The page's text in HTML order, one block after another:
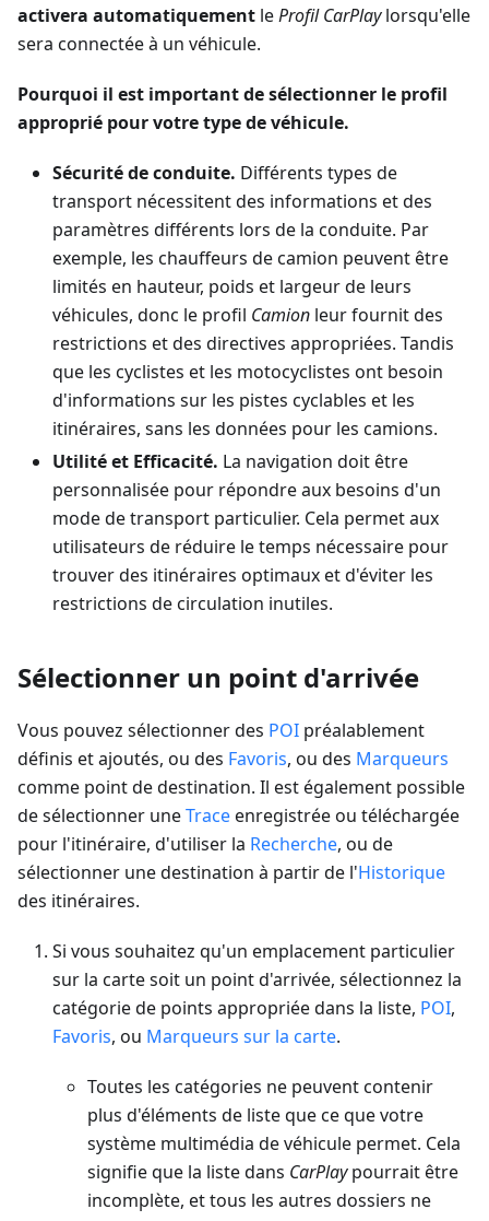
activera automatiquement leProfil CarPlaylorsqu'elle
sera connectée à un véhicule.
Pourquoi il est important de sélectionner le profil
approprié pour votre type de véhicule.
Sécurité de conduite. Différents types de
transport nécessitent des informations et des
paramètres différents lors de la conduite. Par
exemple, les chauffeurs de camion peuvent être
limités en hauteur, poids et largeur de leurs
véhicules, donc le profil Camion leur fournit des
restrictions et des directives appropriées. Tandis
que les cyclistes et les motocyclistes ont besoin
d'informations sur les pistes cyclables et les
itinéraires, sans les données pour les camions.
Utilité et Efficacité. La navigation doit être
personnalisée pour répondre aux besoins d'un
mode de transport particulier. Cela permet aux
utilisateurs de réduire le temps nécessaire pour
trouver des itinéraires optimaux et d'éviter les
restrictions de circulation inutiles.
Sélectionner un point d'arrivée
Vous pouvez sélectionner des POI préalablement
définis et ajoutés, ou des Favoris, ou des Marqueurs
comme point de destination. Il est également possible
de sélectionner uneTraceenregistrée ou téléchargée
pour l'itinéraire, d'utiliser la Recherche, ou de
sélectionner une destination à partir de l'Historique
des itinéraires.
Si vous souhaitez qu'un emplacement particulier
sur la carte soit un point d'arrivée, sélectionnez la
catégorie de points appropriée dans la liste, POI,
Favoris, ou Marqueurs sur la carte.
Toutes les catégories ne peuvent contenir
plus d'éléments de liste que ce que votre
système multimédia de véhicule permet. Cela
signifie que la liste dans CarPlaypourrait être
incomplète, et tous les autres dossiers ne